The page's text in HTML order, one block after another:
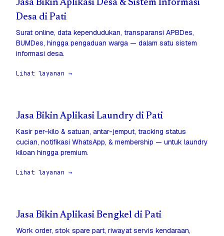
Jasa Bikin Aplikasi Desa & Sistem Informasi
Desa di Pati
Surat online, data kependudukan, transparansi APBDes,
BUMDes, hingga pengaduan warga — dalam satu sistem
informasi desa.
Lihat layanan →
Jasa Bikin Aplikasi Laundry di Pati
Kasir per-kilo & satuan, antar-jemput, tracking status
cucian, notifikasi WhatsApp, & membership — untuk laundry
kiloan hingga premium.
Lihat layanan →
Jasa Bikin Aplikasi Bengkel di Pati
Work order, stok spare part, riwayat servis kendaraan,